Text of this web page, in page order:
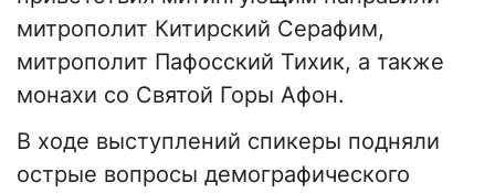
митрополит Китирский Серафим,
митрополит Пафосский Тихик, а также
монахи со Святой Горы Афон.
В ходе выступлений спикеры подняли
острые вопросы демографического